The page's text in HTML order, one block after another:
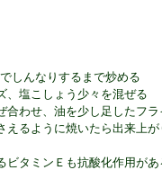
しんなりするまで炒める
塩こしょう少々を混ぜる
せ、油を少し足したフラ
えるように焼いたら出来上
ビタミンＥも抗酸化作用が